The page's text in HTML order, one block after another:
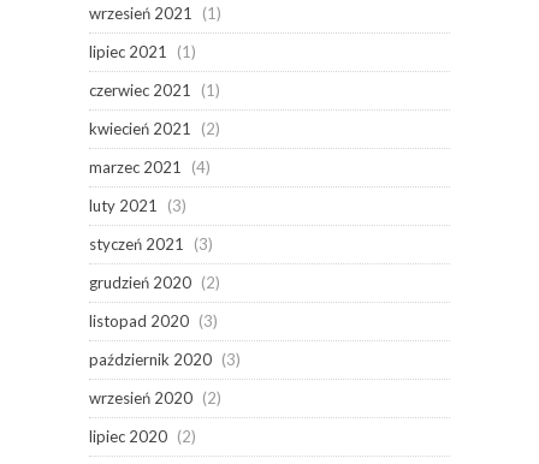
wrzesień 2021
(1)
lipiec 2021
(1)
czerwiec 2021
(1)
kwiecień 2021
(2)
marzec 2021
(4)
luty 2021
(3)
styczeń 2021
(3)
grudzień 2020 (2)
listopad 2020 (3)
październik 2020 (3)
wrzesień 2020 (2)
lipiec 2020 (2)